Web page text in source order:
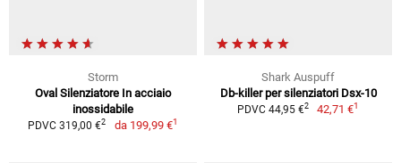
Storm
Oval Silenziatore In acciaio
inossidabile
PDVC 319,00 €2 da 199,99 €1
Shark Auspuff
Db-killer per silenziatori Dsx-10
PDVC 44,95 €2 42,71 €1